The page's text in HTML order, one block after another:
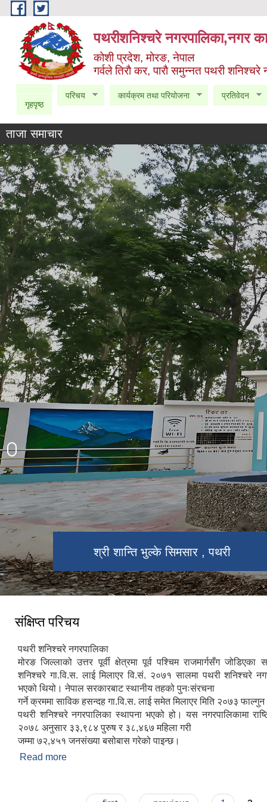
Skip to main content
पथरीशनिश्चरे नगरपालिका,नगर
कोशी प्रदेश, मोरङ, नेपाल
गर्वले तिराै कर, पाराै समुन्नत पथरी शनिश्चरे
गृहपृष्ठ
परिचय कार्यक्रम तथा परियोजना प्रतिवेदन
ताजा समाचार
भुल्के सिमसार , पथरी
श्री शान्ति भुल्के सिमसार , पथरी
श्री शान्ति भुल्के फन पार्क
सेल्फि रोड
ट्रि हाउस ,पथरी
१८ औं नगरसभा
१८ औं नगरसभामा बजेट पेश गर्नुहुँदै श्री नगर
प्रमुख ज्यू
१८ औं नगर सभा
संक्षिप्त परिचय
पथरी शनिश्चरे नगरपालिका
मोरङ जिल्लाको उत्तर पूर्वी क्षेत्रमा पूर्व पश्चिम राजमार्गसँग जोडिएका
शनिश्चरे गा.वि.स. लाई मिलाएर वि.सं. २०७१ सालमा पथरी शनिश्चरे
भएको थियो। नेपाल सरकारबाट स्थानीय तहको पुनःसंरचना
गर्ने क्रममा साविक हसन्दह गा.वि.स. लाई समेत मिलाएर मिति २०७३
पथरी शनिश्चरे नगरपालिका स्थापना भएको हो। यस नगरपालिकामा
२०७८ अनुसार ३३,९८४ पुरुष र ३८,४६७ महिला गरी
जम्मा ७२,४५१ जनसंख्या बसोबास गरेको पाइन्छ।
Read more